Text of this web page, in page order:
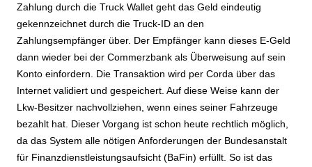
Zahlung durch die Truck Wallet geht das Geld eindeutig
gekennzeichnet durch die Truck-ID an den
Zahlungsempfänger über. Der Empfänger kann dieses E-Geld
dann wieder bei der Commerzbank als Überweisung auf sein
Konto einfordern. Die Transaktion wird per Corda über das
Internet validiert und gespeichert. Auf diese Weise kann der
Lkw-Besitzer nachvollziehen, wenn eines seiner Fahrzeuge
bezahlt hat. Dieser Vorgang ist schon heute rechtlich möglich,
da das System alle nötigen Anforderungen der Bundesanstalt
für Finanzdienstleistungsaufsicht (BaFin) erfüllt. So ist das